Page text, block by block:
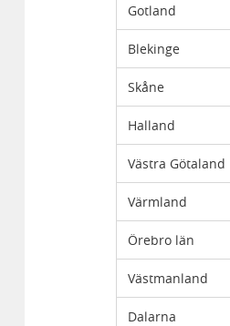
Gotland
Blekinge
Skåne
Halland
Västra Götaland
Värmland
Örebro län
Västmanland
Dalarna